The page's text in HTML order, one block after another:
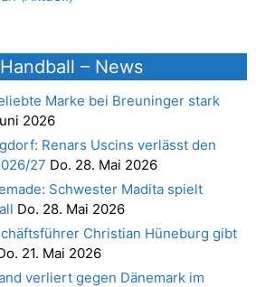
Handball – News
Marke bei Breuninger stark
2026
Renars Uscins verlässt den
27 Do. 28. Mai 2026
Schwester Madita spielt
Do. 28. Mai 2026
Christian Hüneburg gibt
21. Mai 2026
verliert gegen Dänemark im